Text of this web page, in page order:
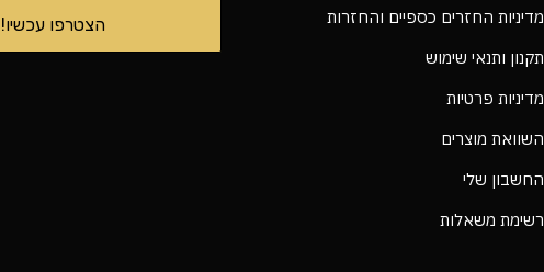
מדיניות החזרים כספיים והחזרות
תקנון ותנאי שימוש
מדיניות פרטיות
השוואת מוצרים
החשבון שלי
רשימת משאלות